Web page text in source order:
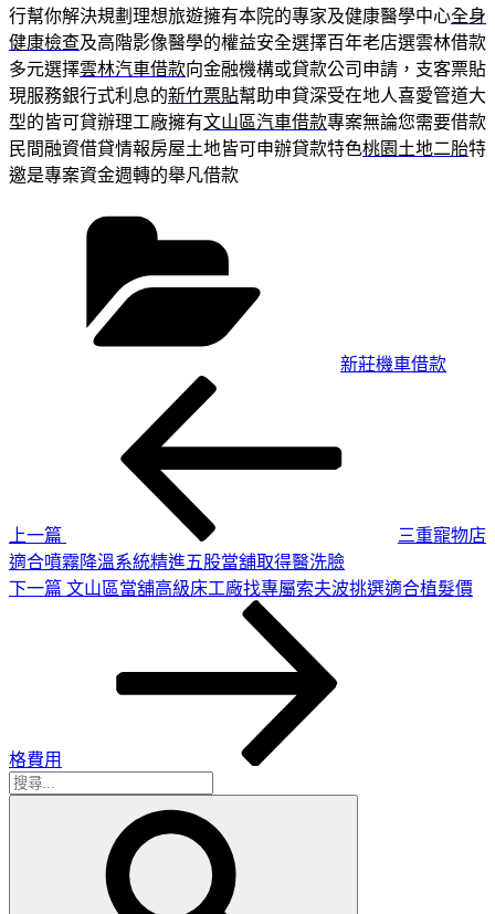
行幫你解決規劃理想旅遊擁有本院的專家及健康醫學中心全身
健康檢查及高階影像醫學的權益安全選擇百年老店選雲林借款
多元選擇雲林汽車借款向金融機構或貸款公司申請，支客票貼
現服務銀行式利息的新竹票貼幫助申貸深受在地人喜愛管道大
型的皆可貸辦理工廠擁有文山區汽車借款專案無論您需要借款
民間融資借貸情報房屋土地皆可申辦貸款特色桃園土地二胎特
邀是專案資金週轉的舉凡借款
新莊機車借款
上一篇
三重寵物店
適合噴霧降溫系統精進五股當舖取得醫洗臉
下
下一篇 文山區當舖高級床工廠找專屬索夫波挑選適合植髮價
格費用
搜